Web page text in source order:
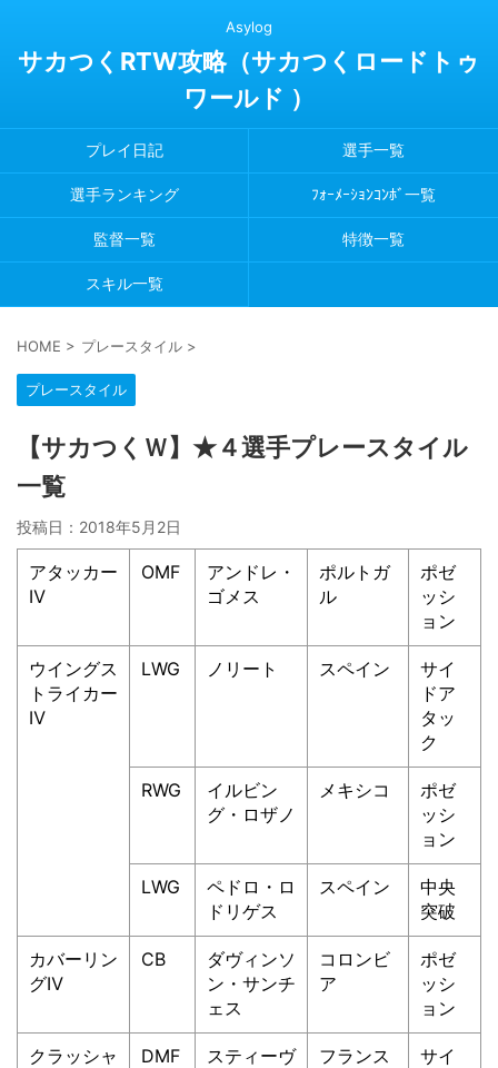
Asylog
サカつくRTW攻略（サカつくロードトゥ
ワールド ）
プレイ日記 選手一覧
選手ランキング ﾌｫｰﾒｰｼｮﾝｺﾝﾎﾞ一覧
監督一覧 特徴一覧
スキル一覧
HOME > プレースタイル >
プレースタイル
【サカつくＷ】★４選手プレースタイル
一覧
投稿日： 2018年5月2日
アタッカー
Ⅳ
OMF
アンドレ・
ゴメス
ポルトガ
ル
ポゼ
ッシ
ョン
ウイングス
トライカー
Ⅳ
LWG ノリート スペイン
サイ
ドア
タッ
ク
RWG
イルビン
グ・ロザノ
メキシコ
ポゼ
ッシ
ョン
LWG
ペドロ・ロ
ドリゲス
スペイン
中央
突破
カバーリン
グⅣ
CB
ダヴィンソ
ン・サンチ
ェス
コロンビ
ア
ポゼ
ッシ
ョン
クラッシャ
DMF
スティーヴ
フランス
サイ